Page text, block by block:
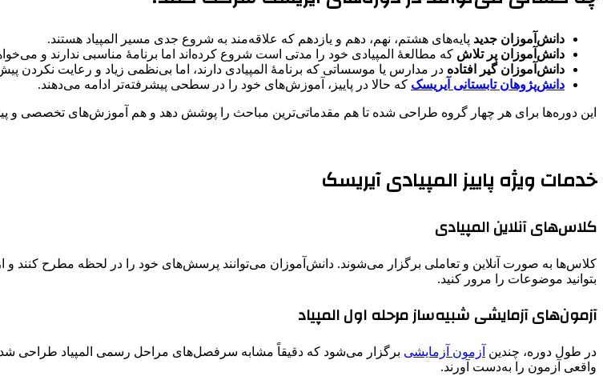
دانش‌آموزان جدید پایه‌های هشتم، نهم، دهم و یازدهم که علاقه‌مند به شروع جدی مسیر المپیاد هستند.
دانش‌آموزان پر تلاش که مطالعۀ المپیادی خود را مدتی است شروع کرده‌اند اما برنامۀ مناسبی ندارند و
دانش‌آموزان گیر افتاده در مدارس یا موسساتی که برنامۀ المپیادی دارند، اما بی‌نظمی زیاد و رعایت
دانش‌پژوهان تابستانی آیریسک که حالا در پاییز، آموزش‌های خود را در سطحی پیشرفته‌تر ادامه می‌دهند.
این دوره‌ها برای هر چهار گروه طراحی شده تا هم مقدماتی‌ترین مباحث را پوشش دهد و هم آموزش‌های تخصصی و
خدمات ویژه پاییز المپیادی آیریسک
کلاس‌های آنلاین المپیادی
کلاس‌ها به صورت آنلاین و تعاملی برگزار می‌شوند. دانش‌آموزان می‌توانند پرسش‌های خود را در لحظه مطرح کنند و از
بتوانید موضوعات را مرور کنید.
آزمون‌های آزمایشی شبیه‌ساز مرحله اول المپیاد
در طول دوره، چندین آزمون آزمایشی برگزار می‌شود که دقیقاً مشابه سرفصل‌های مراحل رسمی المپیاد طراحی
واقعی آزمون را به‌دست آورند.